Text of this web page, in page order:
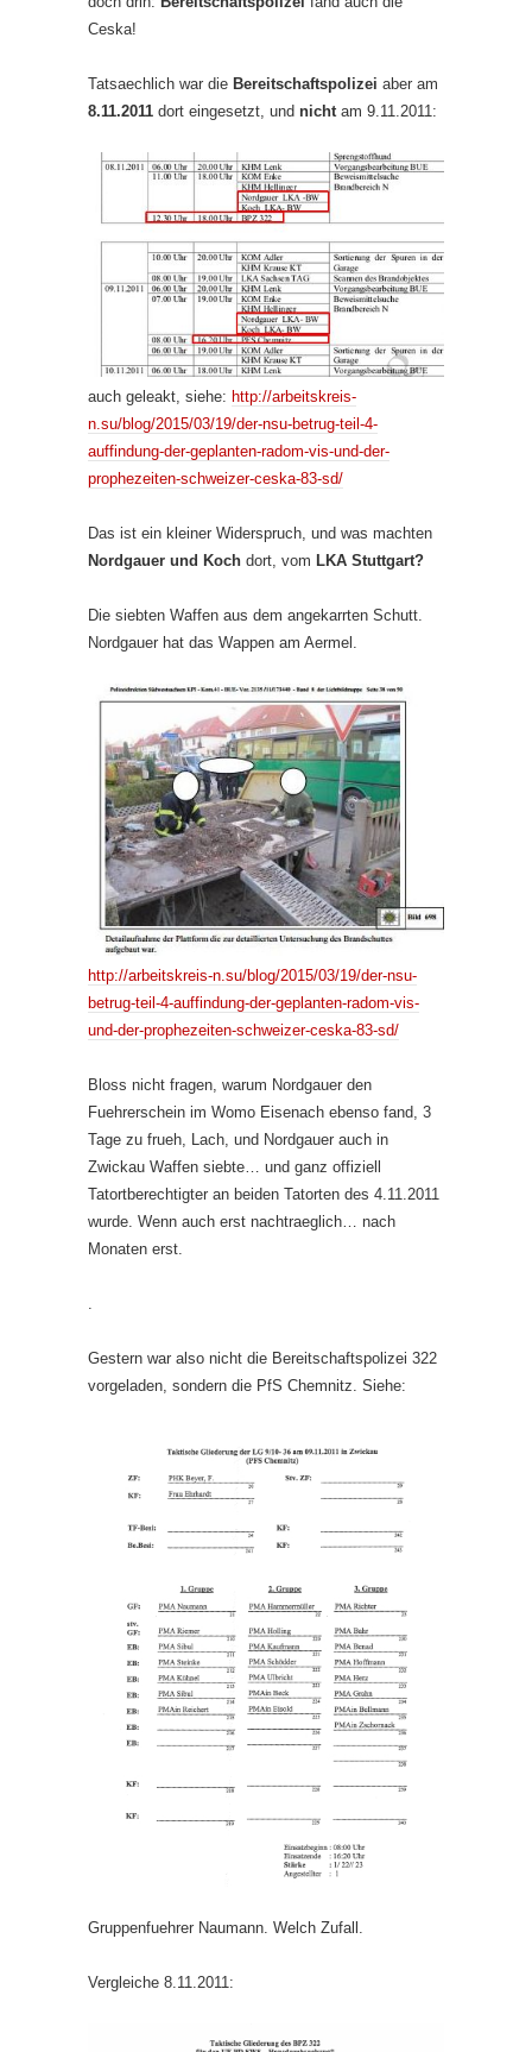
Ceska!
Tatsaechlich war die Bereitschaftspolizei aber am
8.11.2011 dort eingesetzt, und nicht am 9.11.2011:
auch geleakt, siehe: http://arbeitskreis-
n.su/blog/2015/03/19/der-nsu-betrug-teil-4-
auffindung-der-geplanten-radom-vis-und-der-
prophezeiten-schweizer-ceska-83-sd/
Das ist ein kleiner Widerspruch, und was machten
Nordgauer und Koch dort, vom LKA Stuttgart?
Die siebten Waffen aus dem angekarrten Schutt.
Nordgauer hat das Wappen am Aermel.
http://arbeitskreis-n.su/blog/2015/03/19/der-nsu-
betrug-teil-4-auffindung-der-geplanten-radom-vis-
und-der-prophezeiten-schweizer-ceska-83-sd/
Bloss nicht fragen, warum Nordgauer den
Fuehrerschein im Womo Eisenach ebenso fand, 3
Tage zu frueh, Lach, und Nordgauer auch in
Zwickau Waffen siebte… und ganz offiziell
Tatortberechtigter an beiden Tatorten des 4.11.2011
wurde. Wenn auch erst nachtraeglich… nach
Monaten erst.
Gestern war also nicht die Bereitschaftspolizei 322
vorgeladen, sondern die PfS Chemnitz. Siehe:
Gruppenfuehrer Naumann. Welch Zufall.
Vergleiche 8.11.2011: